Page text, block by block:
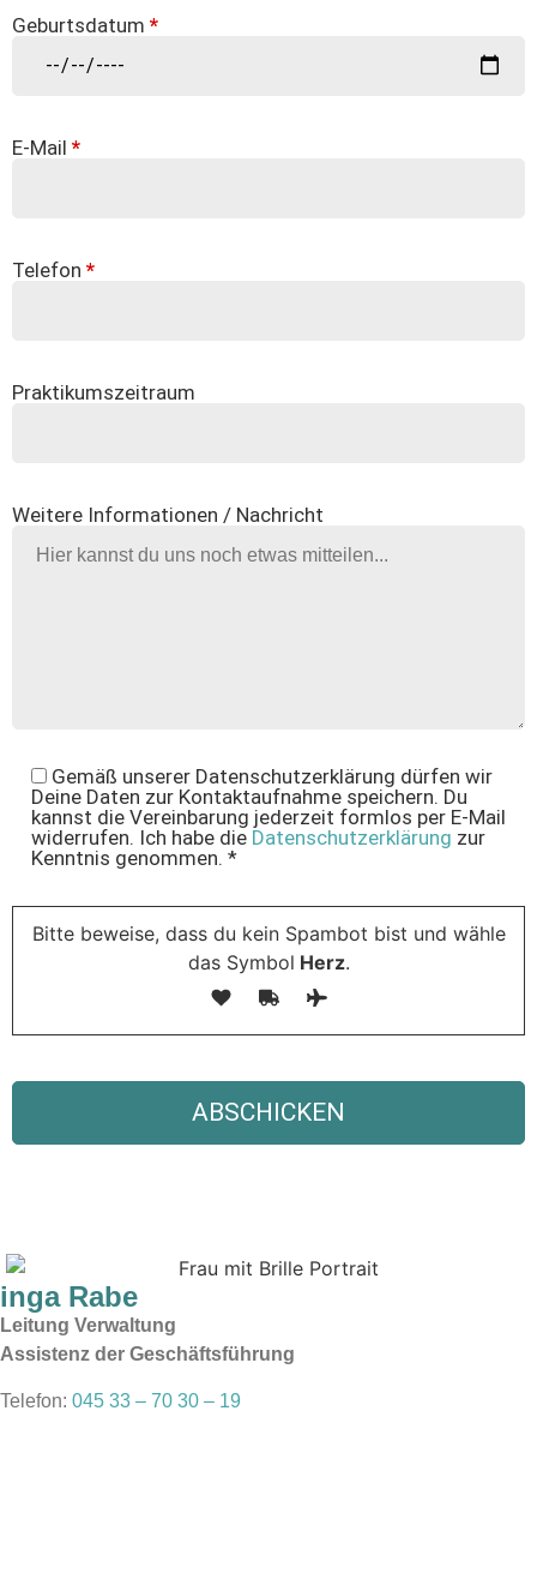
Geburtsdatum *
E-Mail *
Telefon *
Praktikumszeitraum
Weitere Informationen / Nachricht
Gemäß unserer Datenschutzerklärung dürfen wir
Deine Daten zur Kontaktaufnahme speichern. Du
kannst die Vereinbarung jederzeit formlos per E-Mail
widerrufen. Ich habe die Datenschutzerklärung zur
Kenntnis genommen. *
Bitte beweise, dass du kein Spambot bist und wähle
das Symbol Herz.
inga Rabe
Leitung Verwaltung
Assistenz der Geschäftsführung
Telefon: 045 33 – 70 30 – 19